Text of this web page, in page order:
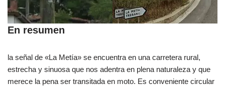
En resumen
la señal de «La Metía» se encuentra en una carretera rural,
estrecha y sinuosa que nos adentra en plena naturaleza y que
merece la pena ser transitada en moto. Es conveniente circular